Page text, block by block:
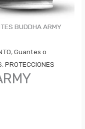
BUDDHA ARMY
,Guantes o
,PROTECCIONES